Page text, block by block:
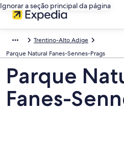
Ignorar a seção principal da página
Trentino-Alto Adige
Parque Natural Fanes-Sennes-Prags
Parque
Fanes-